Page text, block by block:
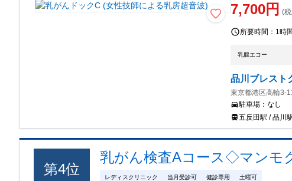
7,700円 (
所要時間： 1時
乳腺エコー
品川ブレスト
東京都港区高輪3-
駐車場：なし
五反田駅 / 品川
第4位
乳がん検査Aコース◇マンモ
レディスクリニック 当月受診可 健診専用 土曜可